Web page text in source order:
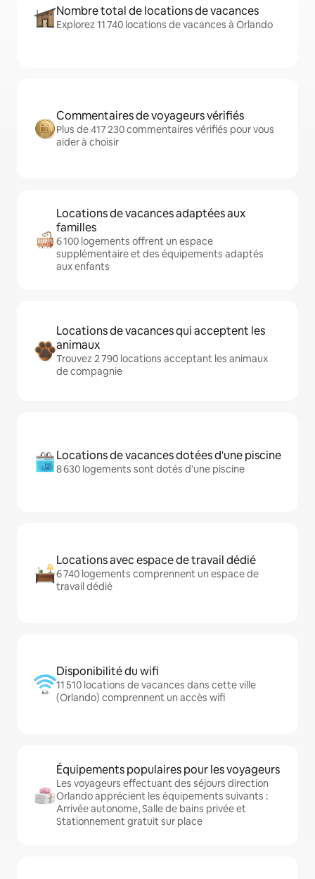
Nombre total de locations de vacances
Explorez 11 740 locations de vacances à Orlando
Commentaires de voyageurs vérifiés
Plus de 417 230 commentaires vérifiés pour vous
aider à choisir
Locations de vacances adaptées aux
familles
6 100 logements offrent un espace
supplémentaire et des équipements adaptés
aux enfants
Locations de vacances qui acceptent les
animaux
Trouvez 2 790 locations acceptant les animaux
de compagnie
Locations de vacances dotées d'une piscine
8 630 logements sont dotés d'une piscine
Locations avec espace de travail dédié
6 740 logements comprennent un espace de
travail dédié
Disponibilité du wifi
11 510 locations de vacances dans cette ville
(Orlando) comprennent un accès wifi
Équipements populaires pour les voyageurs
Les voyageurs effectuant des séjours direction
Orlando apprécient les équipements suivants :
Arrivée autonome, Salle de bains privée et
Stationnement gratuit sur place